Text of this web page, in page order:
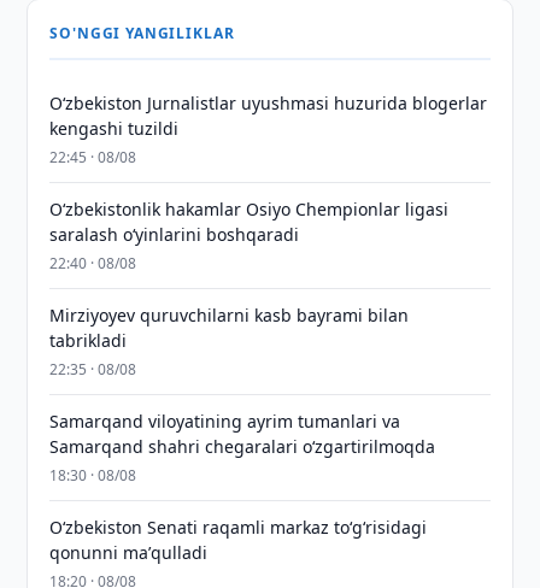
SO'NGGI YANGILIKLAR
O‘zbekiston Jurnalistlar uyushmasi huzurida blogerlar
kengashi tuzildi
22:45 · 08/08
O‘zbekistonlik hakamlar Osiyo Chempionlar ligasi
saralash o‘yinlarini boshqaradi
22:40 · 08/08
Mirziyoyev quruvchilarni kasb bayrami bilan
tabrikladi
22:35 · 08/08
Samarqand viloyatining ayrim tumanlari va
Samarqand shahri chegaralari oʻzgartirilmoqda
18:30 · 08/08
Oʻzbekiston Senati raqamli markaz toʻgʻrisidagi
qonunni maʼqulladi
18:20 · 08/08